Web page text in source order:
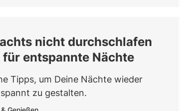
nicht durchschlafen
entspannte Nächte
Tipps, um Deine Nächte wieder
zu gestalten.